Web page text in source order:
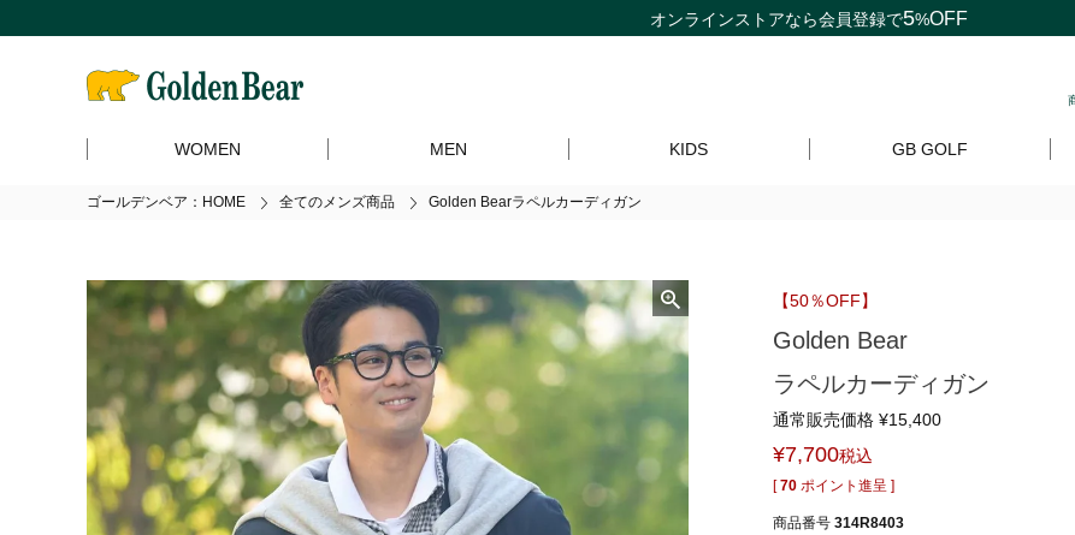
オンラインストアなら会員登録で5%OFF
WOMEN MEN KIDS GB GOLF
ゴールデンベア：HOME 全てのメンズ商品 Golden Bearラペルカーディガン
【50％OFF】
Golden Bear
ラペルカーディガン
通常販売価格 ¥15,400
¥7,700税込
[ 70 ポイント進呈 ]
商品番号 314R8403